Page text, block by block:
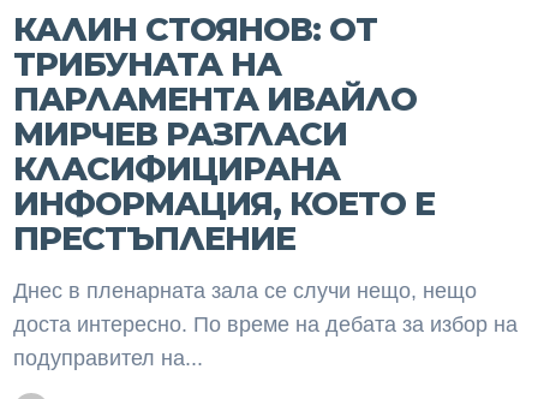
КАЛИН СТОЯНОВ: ОТ
ТРИБУНАТА НА
ПАРЛАМЕНТА ИВАЙЛО
МИРЧЕВ РАЗГЛАСИ
КЛАСИФИЦИРАНА
ИНФОРМАЦИЯ, КОЕТО Е
ПРЕСТЪПЛЕНИЕ
Днес в пленарната зала се случи нещо, нещо
доста интересно. По време на дебата за избор на
подуправител на...